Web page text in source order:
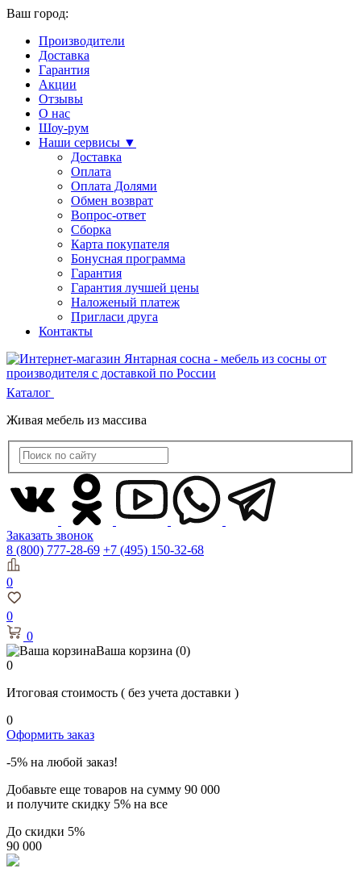
Ваш город:
Производители
Доставка
Гарантия
Акции
Отзывы
О нас
Шоу-рум
Наши сервисы ▼
Доставка
Оплата
Оплата Долями
Обмен возврат
Вопрос-ответ
Сборка
Карта покупателя
Бонусная программа
Гарантия
Гарантия лучшей цены
Наложеный платеж
Пригласи друга
Контакты
Каталог
Живая мебель из массива
Заказать звонок
8 (800) 777-28-69 +7 (495) 150-32-68
0
0
0
Ваша корзина (0)
0
Итоговая стоимость ( без учета доставки )
0
Оформить заказ
-5% на любой заказ!
Добавьте еще товаров на сумму 90 000
и получите скидку 5% на все
До скидки 5%
90 000